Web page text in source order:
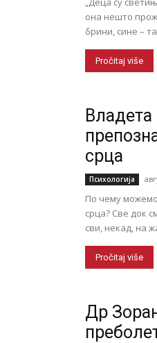
она нешто
брини, сине –
Pročitaj više
срца
Психологија
По чему можемо
срца? Све док
сви, некад, на
Pročitaj više
Др